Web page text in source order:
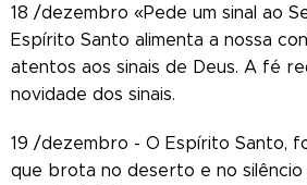
18 /dezembro «Pede um sinal ao
Espírito Santo alimenta a nossa
atentos aos sinais de Deus. A fé
novidade dos sinais.
19 /dezembro - O Espírito Santo,
que brota no deserto e no